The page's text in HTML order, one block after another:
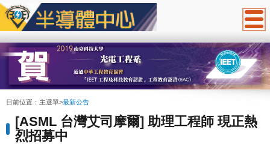
:::
目前位置： 主選單>最新公告
[ASML 台灣艾司摩爾] 助理工程師 現正熱
烈招募中